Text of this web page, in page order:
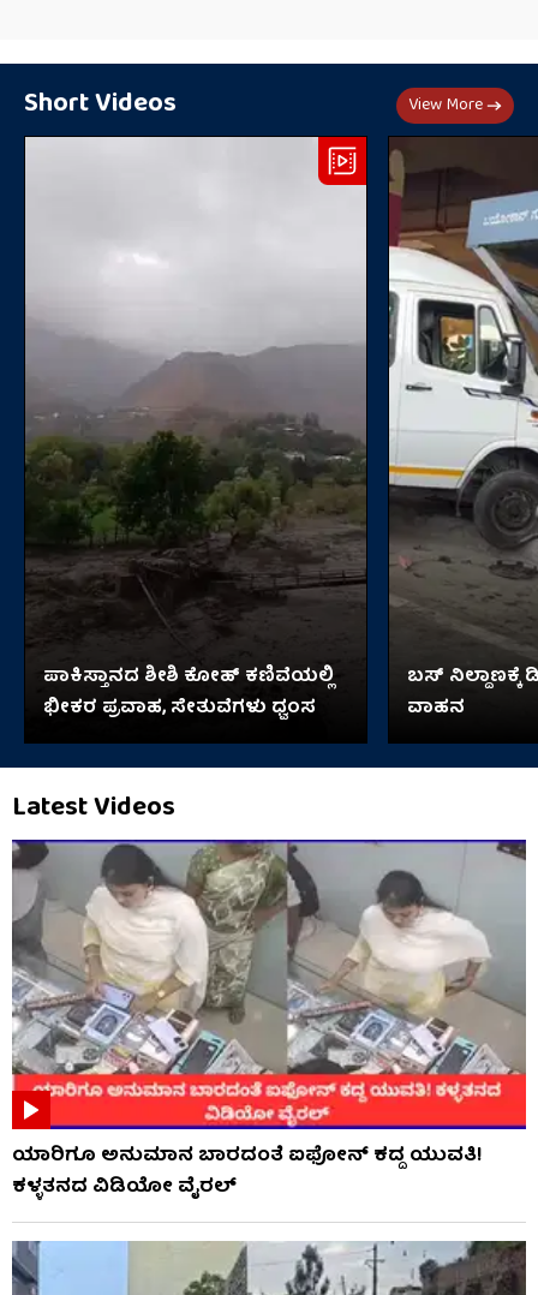
Short Videos View More
ಪಾಕಿಸ್ತಾನದ ಶೀಶಿ ಕೋಹ್ ಕಣಿವೆಯಲ್ಲಿ
ಭೀಕರ ಪ್ರವಾಹ, ಸೇತುವೆಗಳು ಧ್ವಂಸ
ಬಸ್​​ ನಿಲ್ದಾಣಕ್ಕೆ
ವಾಹನ
Latest Videos
ಯಾರಿಗೂ ಅನುಮಾನ ಬಾರದಂತೆ ಐಫೋನ್ ಕದ್ದ ಯುವತಿ!
ಕಳ್ಳತನದ ವಿಡಿಯೋ ವೈರಲ್